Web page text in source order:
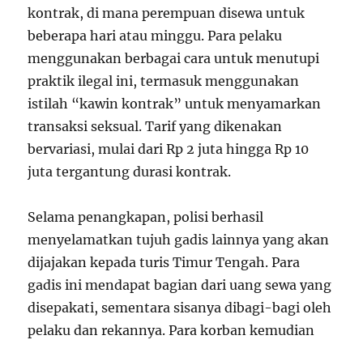
kontrak, di mana perempuan disewa untuk
beberapa hari atau minggu. Para pelaku
menggunakan berbagai cara untuk menutupi
praktik ilegal ini, termasuk menggunakan
istilah “kawin kontrak” untuk menyamarkan
transaksi seksual. Tarif yang dikenakan
bervariasi, mulai dari Rp 2 juta hingga Rp 10
juta tergantung durasi kontrak.
Selama penangkapan, polisi berhasil
menyelamatkan tujuh gadis lainnya yang akan
dijajakan kepada turis Timur Tengah. Para
gadis ini mendapat bagian dari uang sewa yang
disepakati, sementara sisanya dibagi-bagi oleh
pelaku dan rekannya. Para korban kemudian